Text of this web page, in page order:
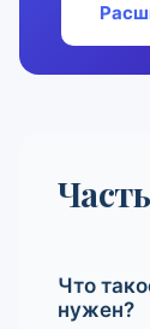
Что
нужен?